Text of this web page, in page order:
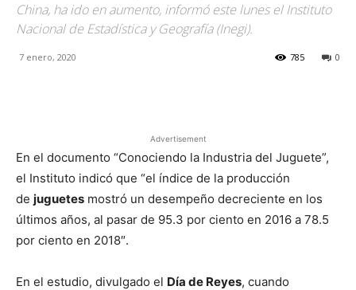
China, ha ido en aumento, informó este lunes el Instituto
Nacional de Estadística y Geografía (Inegi).
7 enero, 2020 0
785
Advertisement
En el documento “Conociendo la Industria del Juguete”,
el Instituto indicó que “el índice de la producción
de juguetes mostró un desempeño decreciente en los
últimos años, al pasar de 95.3 por ciento en 2016 a 78.5
por ciento en 2018″.
En el estudio, divulgado el Día de Reyes, cuando